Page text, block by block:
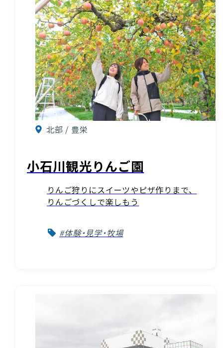
北部 / 豊栄
小石川観光りんご園
りんご狩りにスイーツやピザ作りまで、
りんごづくしで楽しもう
#体験・見学・牧場